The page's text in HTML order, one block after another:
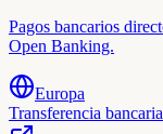
Pagos bancarios
Open Banking.
Europa
Transferencia bancaria